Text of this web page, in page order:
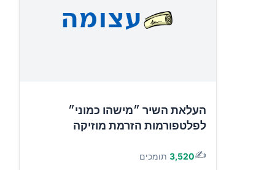
העלאת השיר ״מישהו כמוני״
לפלטפורמות הזרמת מוזיקה
✍️
3,520 תומכים